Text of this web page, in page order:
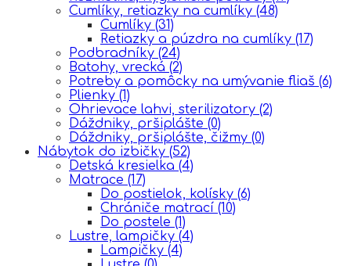
Cumlíky, retiazky na cumlíky (48)
Cumlíky (31)
Retiazky a púzdra na cumlíky (17)
Podbradníky (24)
Batohy, vrecká (2)
Potreby a pomôcky na umývanie fliaš (6)
Plienky (1)
Ohrievace lahvi, sterilizatory (2)
Dáždniky, pršiplášte (0)
Dáždniky, pršiplášte, čižmy (0)
Nábytok do izbičky (52)
Detská kresielka (4)
Matrace (17)
Do postielok, kolísky (6)
Chrániče matrací (10)
Do postele (1)
Lustre, lampičky (4)
Lampičky (4)